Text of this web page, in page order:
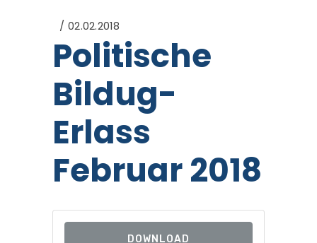
02.02.2018
Politische
Bildug-
Erlass
Februar 2018
DOWNLOAD